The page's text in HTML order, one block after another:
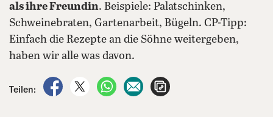
als ihre Freundin. Beispiele: Palatschinken,
Schweinebraten, Gartenarbeit, Bügeln. CP-Tipp:
Einfach die Rezepte an die Söhne weitergeben,
haben wir alle was davon.
Teilen:
auf Facebook teilen
auf X teilenper WhatsApp teilen
per E-Mail teilen